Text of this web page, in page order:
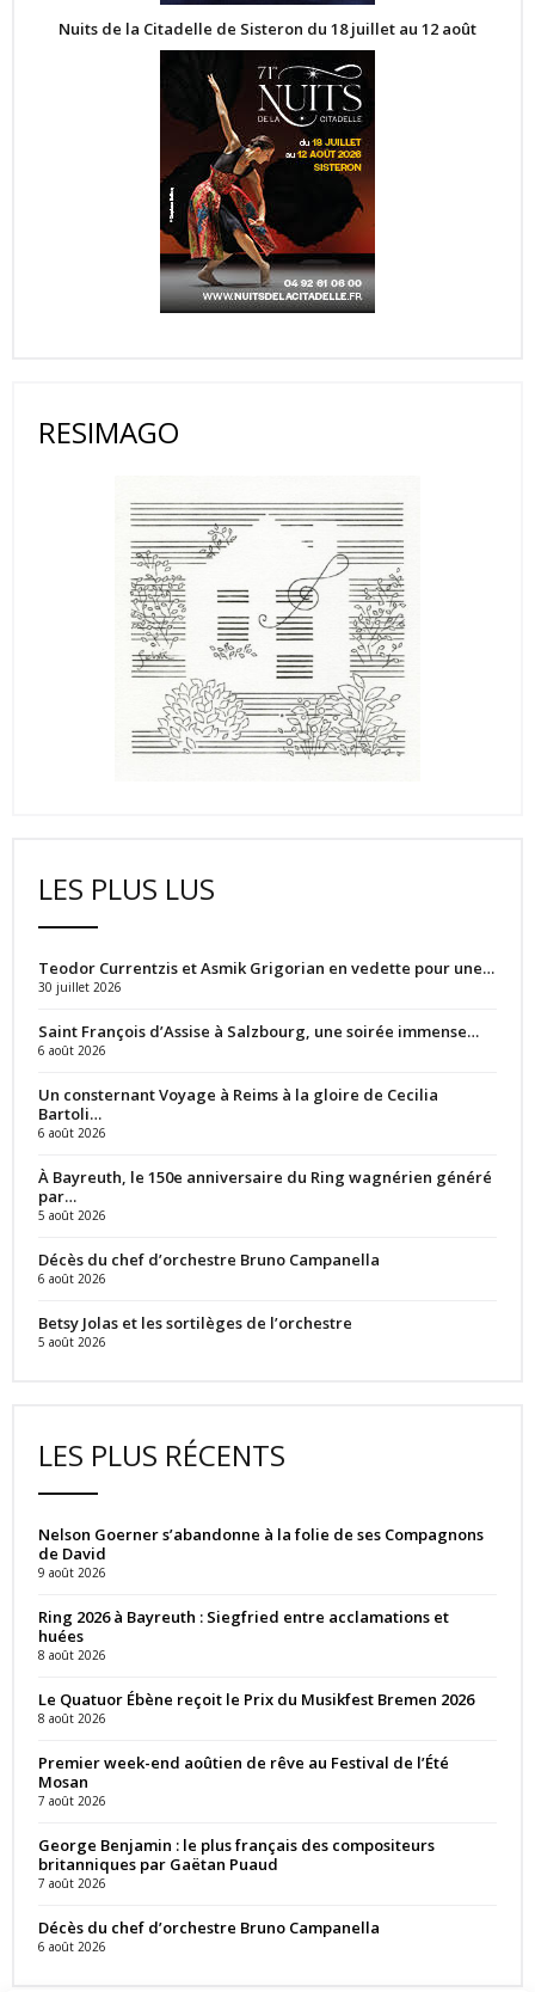
Nuits de la Citadelle de Sisteron du 18 juillet au 12 août
RESIMAGO
LES PLUS LUS
Teodor Currentzis et Asmik Grigorian en vedette pour une…
30 juillet 2026
Saint François d’Assise à Salzbourg, une soirée immense…
6 août 2026
Un consternant Voyage à Reims à la gloire de Cecilia
Bartoli…
6 août 2026
À Bayreuth, le 150e anniversaire du Ring wagnérien généré
par…
5 août 2026
Décès du chef d’orchestre Bruno Campanella
6 août 2026
Betsy Jolas et les sortilèges de l’orchestre
5 août 2026
LES PLUS RÉCENTS
Nelson Goerner s’abandonne à la folie de ses Compagnons
de David
9 août 2026
Ring 2026 à Bayreuth : Siegfried entre acclamations et
huées
8 août 2026
Le Quatuor Ébène reçoit le Prix du Musikfest Bremen 2026
8 août 2026
Premier week-end aoûtien de rêve au Festival de l’Été
Mosan
7 août 2026
George Benjamin : le plus français des compositeurs
britanniques par Gaëtan Puaud
7 août 2026
Décès du chef d’orchestre Bruno Campanella
6 août 2026